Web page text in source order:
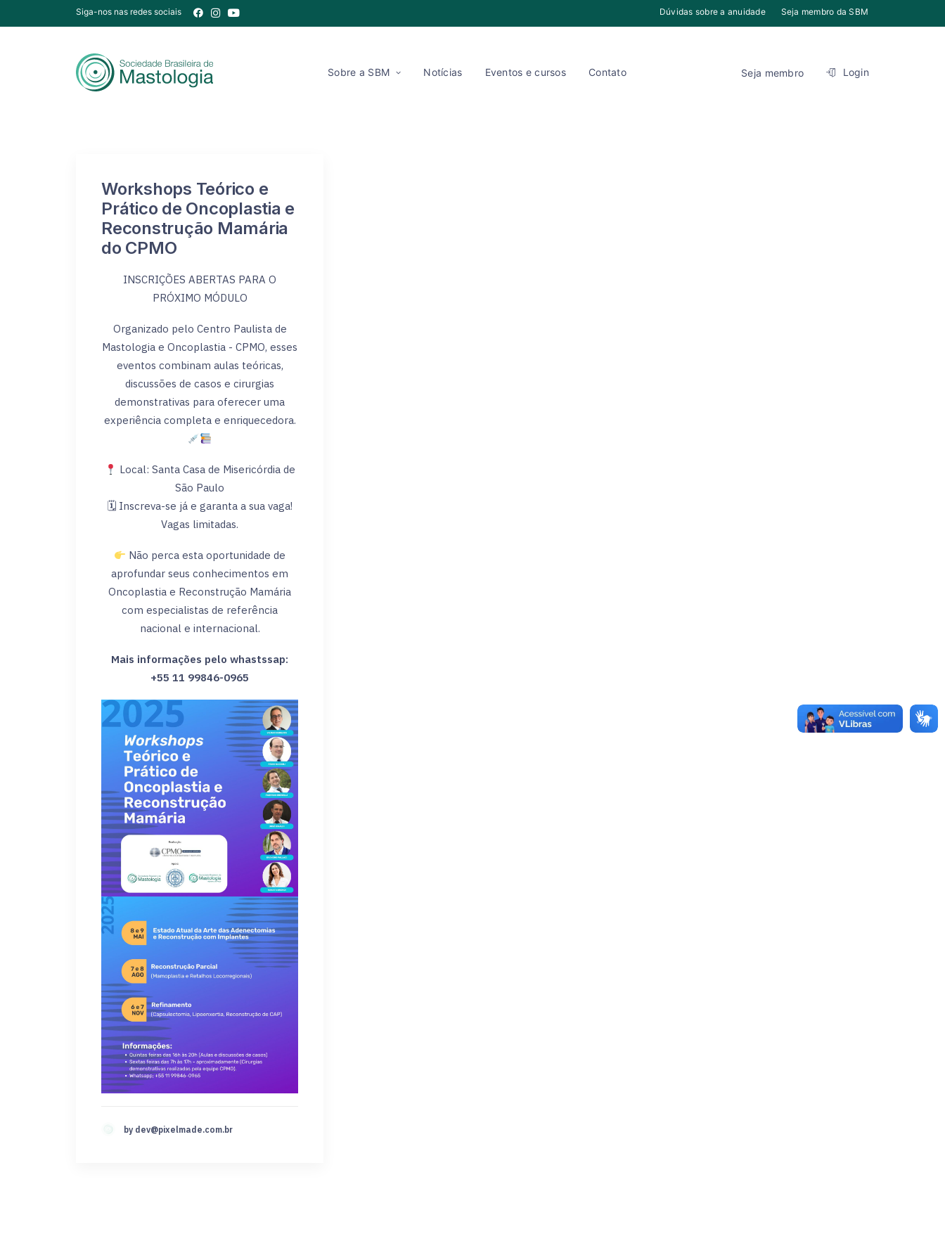
Siga-nos nas redes sociais Dúvidas sobre a anuidade Seja membro da SBM
Sobre a SBM Notícias Eventos e cursos Contato Seja membro Login
Workshops Teórico e
Prático de Oncoplastia e
Reconstrução Mamária
do CPMO
INSCRIÇÕES ABERTAS PARA O
PRÓXIMO MÓDULO
Organizado pelo Centro Paulista de
Mastologia e Oncoplastia - CPMO, esses
eventos combinam aulas teóricas,
discussões de casos e cirurgias
demonstrativas para oferecer uma
experiência completa e enriquecedora.
Local: Santa Casa de Misericórdia de
São Paulo
🗓 Inscreva-se já e garanta a sua vaga!
Vagas limitadas.
Não perca esta oportunidade de
aprofundar seus conhecimentos em
Oncoplastia e Reconstrução Mamária
com especialistas de referência
nacional e internacional.
Mais informações pelo whastssap:
‪+55 11 99846-0965
by dev@pixelmade.com.br